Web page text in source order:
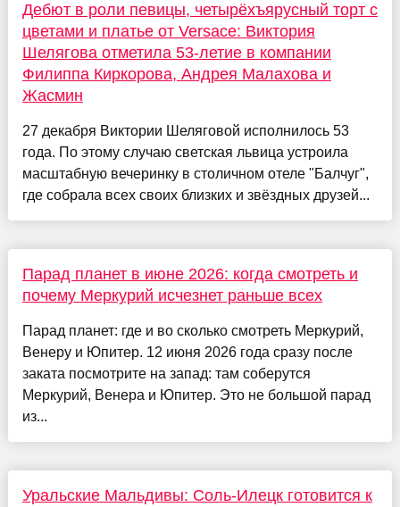
Дебют в роли певицы, четырёхъярусный торт с
цветами и платье от Versace: Виктория
Шелягова отметила 53-летие в компании
Филиппа Киркорова, Андрея Малахова и
Жасмин
27 декабря Виктории Шеляговой исполнилось 53
года. По этому случаю светская львица устроила
масштабную вечеринку в столичном отеле "Балчуг",
где собрала всех своих близких и звёздных друзей...
Парад планет в июне 2026: когда смотреть и
почему Меркурий исчезнет раньше всех
Парад планет: где и во сколько смотреть Меркурий,
Венеру и Юпитер. 12 июня 2026 года сразу после
заката посмотрите на запад: там соберутся
Меркурий, Венера и Юпитер. Это не большой парад
из...
Уральские Мальдивы: Соль-Илецк готовится к